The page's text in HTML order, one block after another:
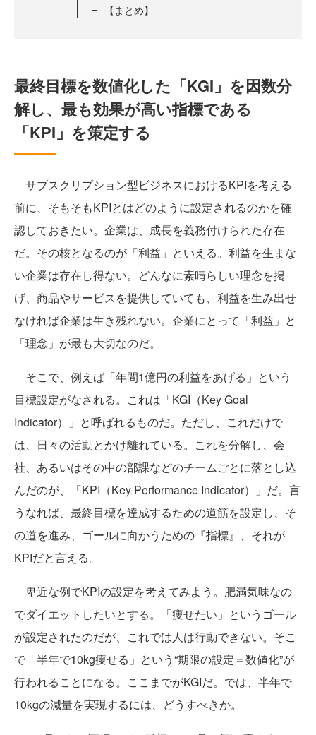
【まとめ】
最終目標を数値化した「KGI」を因数分
解し、最も効果が高い指標である
「KPI」を策定する
サブスクリプション型ビジネスにおけるKPIを考える
前に、そもそもKPIとはどのように設定されるのかを確
認しておきたい。企業は、成長を義務付けられた存在
だ。その核となるのが「利益」といえる。利益を生まな
い企業は存在し得ない。どんなに素晴らしい理念を掲
げ、商品やサービスを提供していても、利益を生み出せ
なければ企業は生き残れない。企業にとって「利益」と
「理念」が最も大切なのだ。
そこで、例えば「年間1億円の利益をあげる」という
目標設定がなされる。これは「KGI（Key Goal
Indicator）」と呼ばれるものだ。ただし、これだけで
は、日々の活動とかけ離れている。これを分解し、会
社、あるいはその中の部課などのチームごとに落とし込
んだのが、「KPI（Key Performance Indicator）」だ。言
うなれば、最終目標を達成するための道筋を設定し、そ
の道を進み、ゴールに向かうための『指標』、それが
KPIだと言える。
卑近な例でKPIの設定を考えてみよう。肥満気味なの
でダイエットしたいとする。「痩せたい」というゴール
が設定されたのだが、これでは人は行動できない。そこ
で「半年で10kg痩せる」という“期限の設定＝数値化”が
行われることになる。ここまでがKGIだ。では、半年で
10kgの減量を実現するには、どうすべきか。